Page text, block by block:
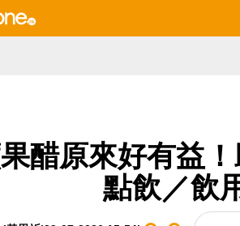
醋原來好有益
點飲／飲